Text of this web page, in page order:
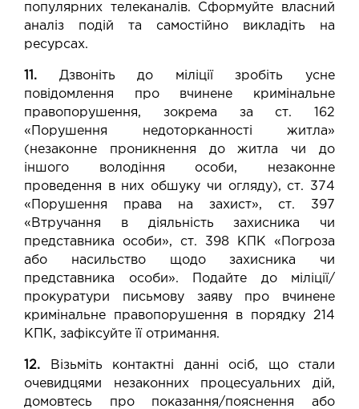
популярних телеканалів. Сформуйте власний
аналіз подій та самостійно викладіть на
ресурсах.
11. Дзвоніть до міліції зробіть усне
повідомлення про вчинене кримінальне
правопорушення, зокрема за ст. 162
«Порушення недоторканності житла»
(незаконне проникнення до житла чи до
іншого володіння особи, незаконне
проведення в них обшуку чи огляду), ст. 374
«Порушення права на захист», ст. 397
«Втручання в діяльність захисника чи
представника особи», ст. 398 КПК «Погроза
або насильство щодо захисника чи
представника особи». Подайте до міліції/
прокуратури письмову заяву про вчинене
кримінальне правопорушення в порядку 214
КПК, зафіксуйте її отримання.
12. Візьміть контактні данні осіб, що стали
очевидцями незаконних процесуальних дій,
домовтесь про показання/пояснення або